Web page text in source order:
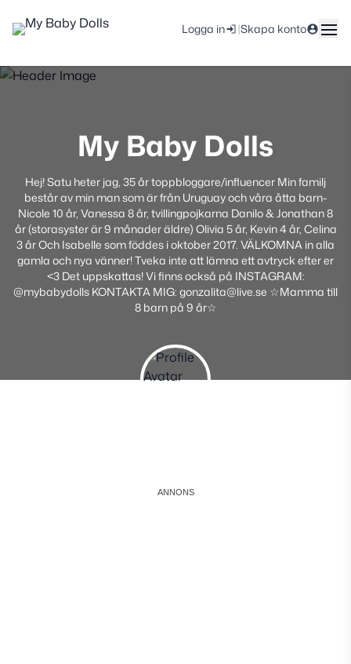
Logga in |Skapa konto
My Baby Dolls
Hej! Satu heter jag, 35 år toppbloggare/influencer Min familj
består av min man som är från Uruguay och våra åtta barn-
Nicole 10 år, Vanessa 8 år, tvillingpojkarna Danilo & Jonathan 8
år (storasyster är 9 månader äldre) Olivia 5 år, Kevin 4 år, Celina
3 år Och Isabelle som föddes i oktober 2017. VÄLKOMNA in alla
gamla och nya vänner! Tveka inte att lämna ett avtryck efter er
<3 Det uppskattas! Vi finns också på INSTAGRAM:
@mybabydolls KONTAKTA MIG: gonzalita@live.se ☆Mamma till
8 barn på 9 år☆